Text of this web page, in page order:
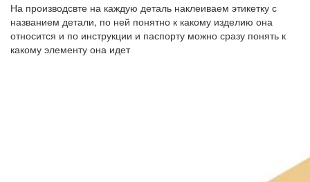
На производсвте на каждую деталь наклеиваем этикетку с
названием детали, по ней понятно к какому изделию она
относится и по инструкции и паспорту можно сразу понять к
какому элементу она идет